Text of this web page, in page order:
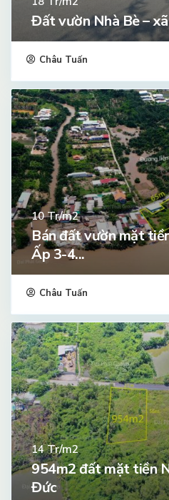
Đất vườn Nhà Bè –
Châu Tuấn
10Tr/m2
Bán đất vườn mặt
Ấp 3-4...
Châu Tuấn
14Tr/m2
954m2 đất mặt tiền
Đức